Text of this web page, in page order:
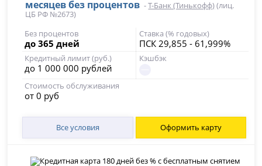
месяцев без процентов -Т-Банк (Тинькофф)(лиц.
ЦБ РФ №2673)
Без процентов
до 365 дней
Ставка (% годовых)
ПСК 29,855 - 61,999%
Кредитный лимит (руб.)
до 1 000 000 рублей
Кэшбэк
Стоимость обслуживания
от 0 руб
Все условия Оформить карту